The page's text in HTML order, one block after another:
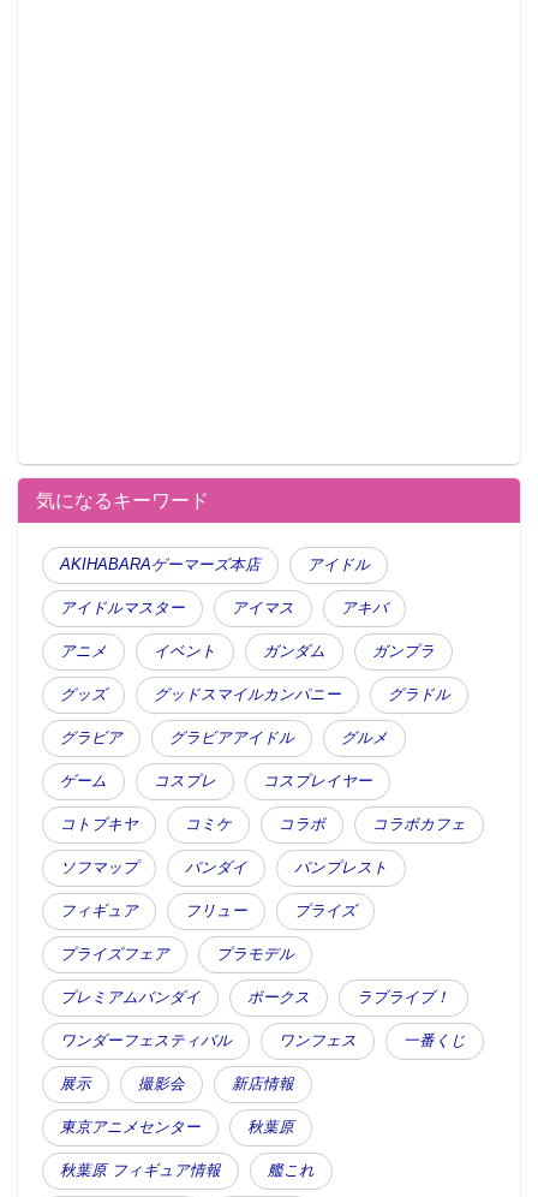
気になるキーワード
AKIHABARAゲーマーズ本店 アイドル
アイドルマスター アイマス アキバ
アニメ イベント ガンダム ガンプラ
グッズ グッドスマイルカンパニー グラドル
グラビア グラビアアイドル グルメ
ゲーム コスプレ コスプレイヤー
コトブキヤ コミケ コラボ コラボカフェ
ソフマップ バンダイ バンプレスト
フィギュア フリュー プライズ
プライズフェア プラモデル
プレミアムバンダイ ボークス ラブライブ！
ワンダーフェスティバル ワンフェス 一番くじ
展示 撮影会 新店情報
東京アニメセンター 秋葉原
秋葉原 フィギュア情報 艦これ